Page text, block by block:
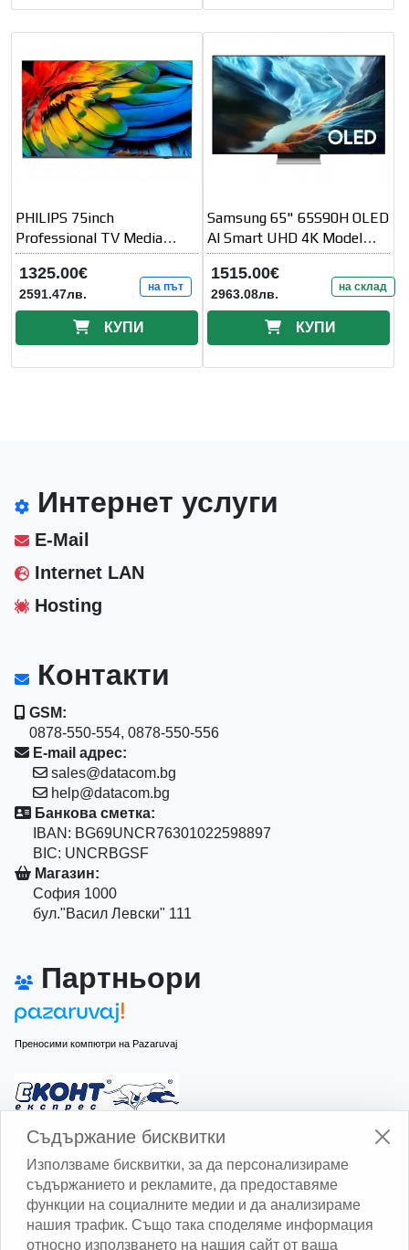
PHILIPS 75inch
Professional TV Media
Suite Android
1325.00€
2591.47лв. на път
КУПИ
Samsung 65" 65S90H OLED
AI Smart UHD 4K Model
2026 Black
1515.00€
2963.08лв. на склад
КУПИ
Интернет услуги
E-Mail
Internet LAN
Hosting
Контакти
GSM:
0878-550-554, 0878-550-556
E-mail адрес:
sales@datacom.bg
help@datacom.bg
Банкова сметка:
IBAN: BG69UNCR76301022598897
BIC: UNCRBGSF
Магазин:
София 1000
бул."Васил Левски" 111
Партньори
Преносими компютри на Pazaruvaj
Изчисли доставката с Еконт
Съдържание бисквитки
Използваме бисквитки, за да персонализираме
съдържанието и рекламите, да предоставяме
функции на социалните медии и да анализираме
нашия трафик. Също така споделяме информация
относно използването на нашия сайт от ваша